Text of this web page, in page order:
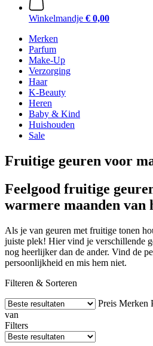
Winkelmandje € 0,00
Merken
Parfum
Make-Up
Verzorging
Haar
K-Beauty
Heren
Baby & Kind
Huishouden
Sale
Fruitige geuren voor
Feelgood fruitige
warmere maanden van
Als je van geuren met fruitige tonen
juiste plek! Hier vind je verschillende
nog heerlijker dan de ander. Vind de
persoonlijkheid en mis hem niet.
Filteren & Sorteren
Preis Merken
van
Filters